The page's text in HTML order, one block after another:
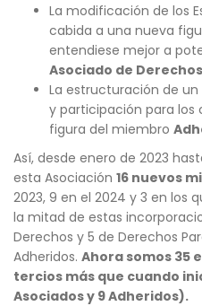
La modificación de los
cabida a una nueva
entendiese mejor a
Asociado de
La estructuración de
y participación para los
figura del miembro
Así, desde enero de 2023
esta Asociación 16 nuevos
2023, 9 en el 2024 y 3 en los
la mitad de estas
Derechos y 5 de Derechos
Adheridos. Ahora somos 35
tercios más que cuando
Asociados y 9 Adheridos).